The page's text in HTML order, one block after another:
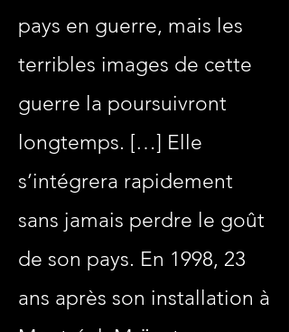
pays en guerre, mais les
terribles images de cette
guerre la poursuivront
longtemps. […] Elle
s’intégrera rapidement
sans jamais perdre le goût
de son pays. En 1998, 23
ans après son installation à